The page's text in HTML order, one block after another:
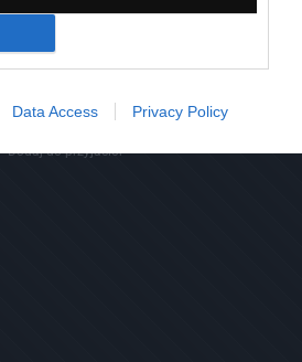
Data Access Privacy Policy
Dodaj do przyjaciół